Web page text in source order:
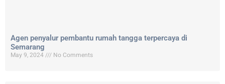
Agen penyalur pembantu rumah tangga terpercaya di
Semarang
May 9, 2024
No Comments